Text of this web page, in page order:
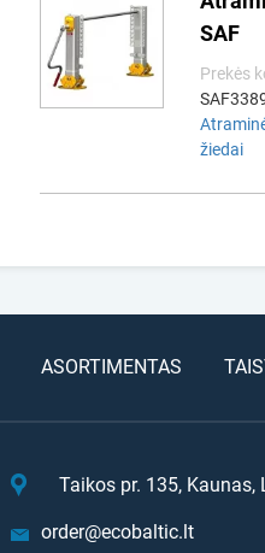
SAF
Prekės
žiedai
ASORTIMENTAS
Taikos pr. 135, Kaunas,
order@ecobaltic.lt